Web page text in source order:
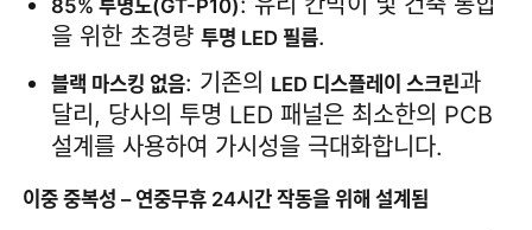
LED 비디오 월 디스플레이
LED 디스플레이 화면
85% 투명도(GT-P10)
을 위한 초경량 투명 LED 필름.
블랙 마스킹 없음: 기존의 LED 디스플레이 스크린과
달리, 당사의 투명 LED 패널은 최소한의 PCB
설계를 사용하여 가시성을 극대화합니다.
이중 중복성 – 연중무휴 24시간 작동을 위해 설계됨